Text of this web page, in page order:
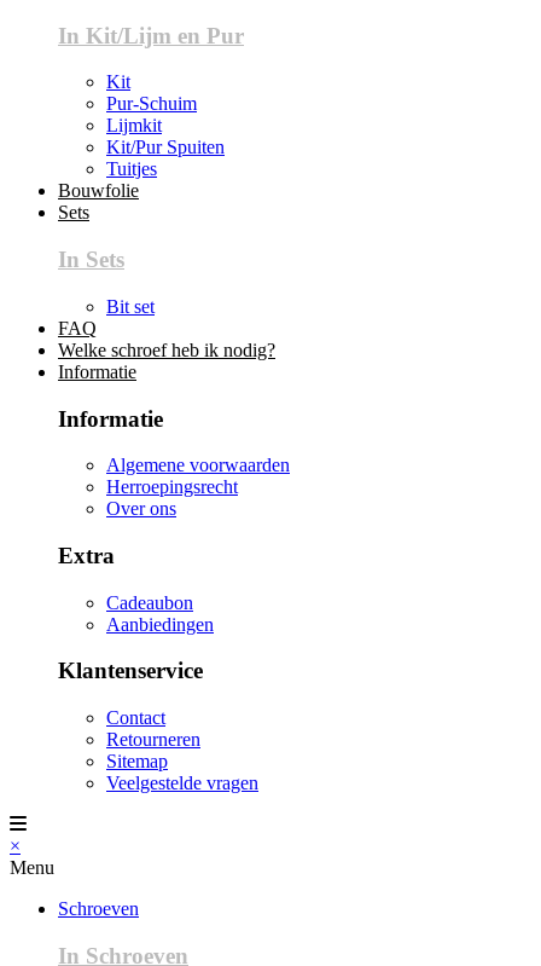
In Kit/Lijm en Pur
Kit
Pur-Schuim
Lijmkit
Kit/Pur Spuiten
Tuitjes
Bouwfolie
Sets
In Sets
Bit set
FAQ
Welke schroef heb ik nodig?
Informatie
Informatie
Algemene voorwaarden
Herroepingsrecht
Over ons
Extra
Cadeaubon
Aanbiedingen
Klantenservice
Contact
Retourneren
Sitemap
Veelgestelde vragen
×
Menu
Schroeven
In Schroeven